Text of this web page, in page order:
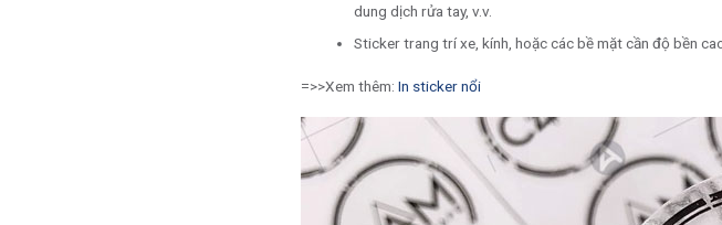
dung dịch rửa tay, v.v.
Sticker trang trí xe, kính, hoặc các bề mặt cần độ bền
=>>Xem thêm: In sticker nổi